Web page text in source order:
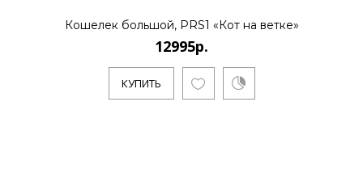
Кошелек большой, PRS1 «Кот на ветке»
12995р.
КУПИТЬ